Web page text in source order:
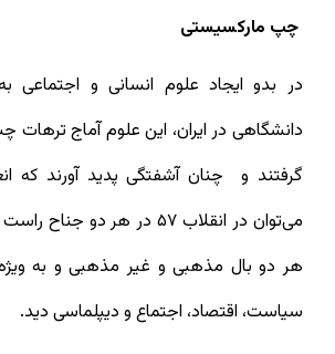
چپ مارکسیستی
در بدو ایجاد علوم انسانی و اجتماعی
دانشگاهی در ایران، این علوم آماج ترهات
گرفتند و چنان آشفتگی پدید آورند که
می‌توان در انقلاب ۵۷ در هر دو
هر دو بال مذهبی و غیر مذهبی و به
سیاست، اقتصاد، اجتماع و دیپلماسی دید.